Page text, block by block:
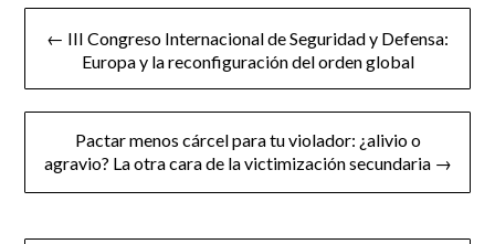
Navegación
entradas
← III Congreso Internacional de Seguridad y Defensa:
Europa y la reconfiguración del orden global
Pactar menos cárcel para tu violador: ¿alivio o
agravio? La otra cara de la victimización secundaria →